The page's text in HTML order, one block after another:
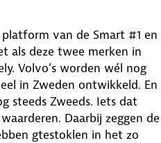
van de Smart #1 en
als deze twee merken in
Volvo’s worden wél nog
in Zweden ontwikkeld. En
steeds Zweeds. Iets dat
Daarbij zeggen de
gtestoklen in het zo